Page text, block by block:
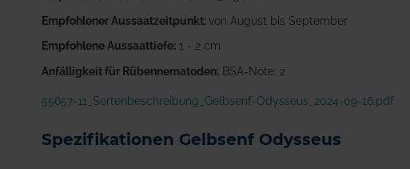
Empfohlener Aussaatzeitpunkt:von August bis September
Empfohlene Aussaattiefe: 1 - 2 cm
Anfälligkeit für Rübennematoden: BSA-Note: 2
55657-11_Sortenbeschreibung_Gelbsenf-Odysseus_2024-09-16.pdf
Spezifikationen Gelbsenf Odysseus